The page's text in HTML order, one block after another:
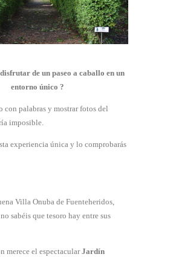
de un paseo a caballo en un
entorno único ?
con palabras y mostrar fotos del
imposible.
experiencia única y lo comprobarás
Villa Onuba de Fuenteheridos,
sabéis que tesoro hay entre sus
merece el espectacularJardín